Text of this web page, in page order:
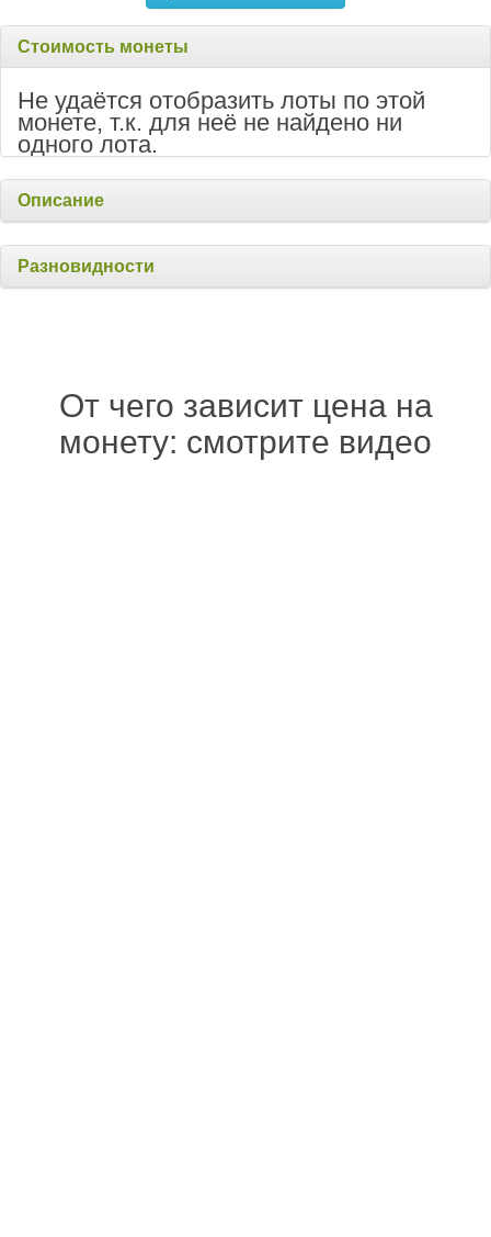
Стоимость монеты
Не удаётся отобразить лоты по этой
монете, т.к. для неё не найдено ни
одного лота.
Описание
Разновидности
От чего зависит цена на
монету: смотрите видео